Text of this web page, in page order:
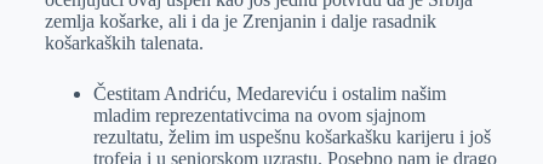
zemlja košarke, ali i da je Zrenjanin i dalje rasadnik
košarkaških talenata.
Čestitam Andriću, Medareviću i ostalim našim
mladim reprezentativcima na ovom sjajnom
rezultatu, želim im uspešnu košarkašku karijeru i još
trofeja i u seniorskom uzrastu. Posebno nam je drago